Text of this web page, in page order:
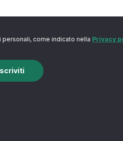
come indicato nella Privacy